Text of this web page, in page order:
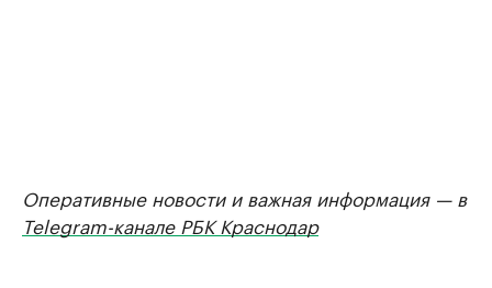
Оперативные новости и важная информация — в
Telegram-канале РБК Краснодар